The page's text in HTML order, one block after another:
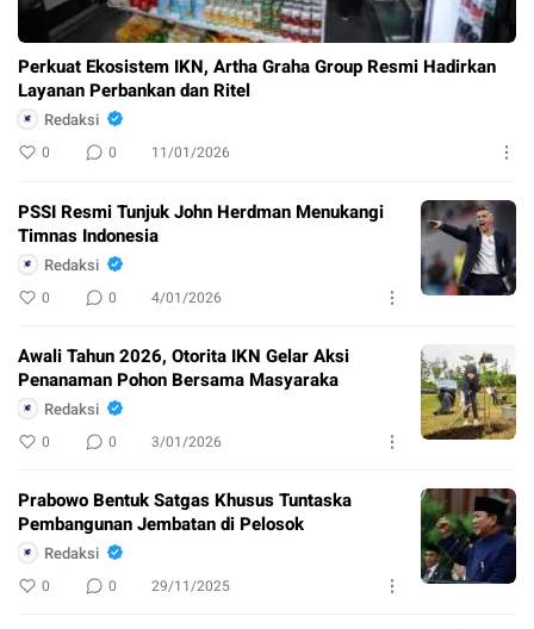
Perkuat Ekosistem IKN, Artha Graha Group Resmi Hadirkan
Layanan Perbankan dan Ritel
Redaksi
0 0 11/01/2026
PSSI Resmi Tunjuk John Herdman Menukangi
Timnas Indonesia
Redaksi
0 0 4/01/2026
Awali Tahun 2026, Otorita IKN Gelar Aksi
Penanaman Pohon Bersama Masyaraka
Redaksi
0 0 3/01/2026
Prabowo Bentuk Satgas Khusus Tuntaska
Pembangunan Jembatan di Pelosok
Redaksi
0 0 29/11/2025